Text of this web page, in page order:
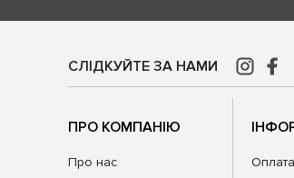
СЛІДКУЙТЕ ЗА НАМИ
ПРО КОМПАНІЮ
Про нас